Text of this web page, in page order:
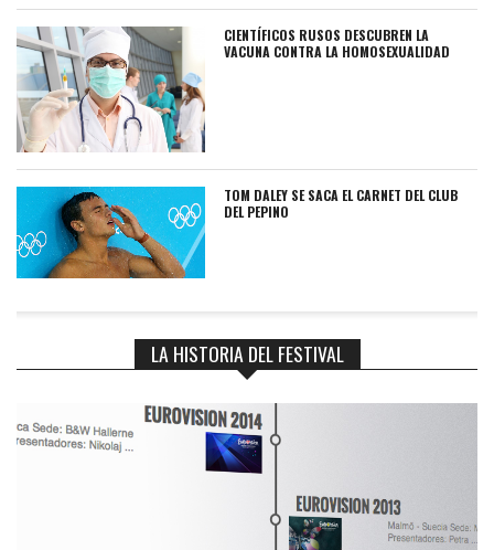
CIENTÍFICOS RUSOS DESCUBREN LA
VACUNA CONTRA LA HOMOSEXUALIDAD
TOM DALEY SE SACA EL CARNET DEL CLUB
DEL PEPINO
LA HISTORIA DEL FESTIVAL